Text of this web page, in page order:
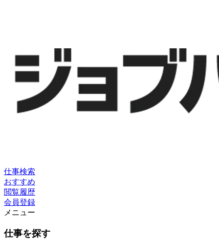
仕事検索
おすすめ
閲覧履歴
会員登録
メニュー
仕事を探す